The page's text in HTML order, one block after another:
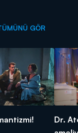
GÖR
Dr.